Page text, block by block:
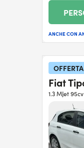
ANCHE CON
Fiat
1.3 MJet 95cv